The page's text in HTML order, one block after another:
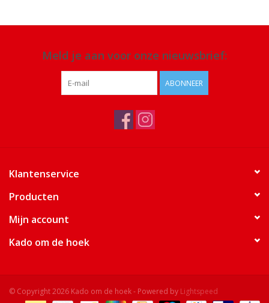
Meld je aan voor onze nieuwsbrief:
ABONNEER
Klantenservice
Producten
Mijn account
Kado om de hoek
© Copyright 2026 Kado om de hoek - Powered by Lightspeed